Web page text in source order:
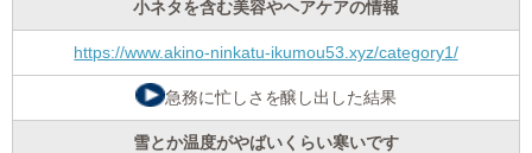
小ネタを含む美容やヘアケアの情報
https://www.akino-ninkatu-ikumou53.xyz/category1/
急務に忙しさを醸し出した結果
雪とか温度がやばいくらい寒いです